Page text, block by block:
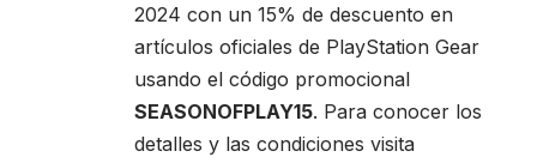
2024 con un 15% de descuento en
artículos oficiales de PlayStation Gear
usando el código promocional
SEASONOFPLAY15. Para conocer los
detalles y las condiciones visita